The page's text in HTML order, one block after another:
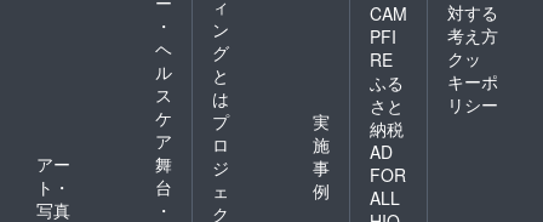
・
ヘ
ル
ス
ケ
ア
アー
ト・
写真
舞
台
・
ィ
ン
グ
と
は
プ
ロ
ジ
ェ
ク
実
施
事
例
CAM
PFI
RE
ふる
さと
納税
AD
FOR
ALL
対する
考え方
クッ
キーポ
リシー